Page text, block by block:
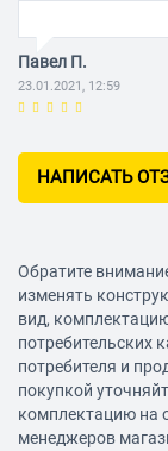
Павел П.
23.01.2021, 12:59
НАПИСАТЬ
Обратите
изменять
вид,
потребительских
потребителя и
покупкой
комплектацию на
менеджеров